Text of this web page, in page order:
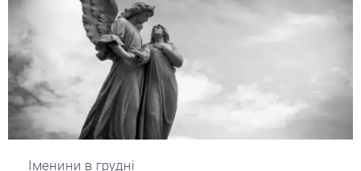
Іменини в грудні